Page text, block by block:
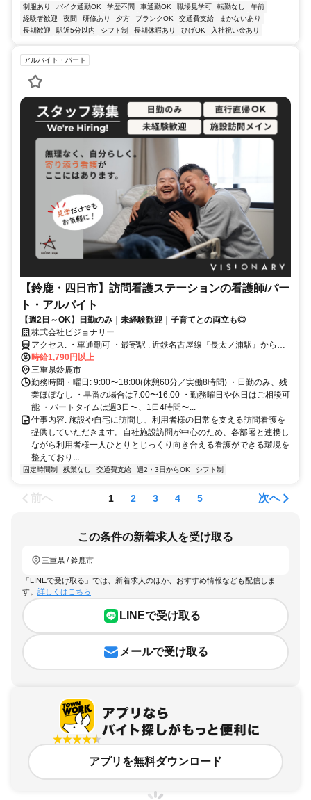
制服あり バイク通勤OK 学歴不問 車通勤OK 職場見学可 転勤なし
午前
経験者歓迎
夜間 研修あり 夕方 ブランクOK 交通費支給
まかないあり
長期歓迎
駅近5分以内 シフト制 長期休暇あり ひげOK 入社祝い金あり
アルバイト・パート
【鈴鹿・四日市】訪問看護ステーションの看護師/パー
ト・アルバイト
【週2日～OK】日勤のみ｜未経験歓迎｜子育てとの両立も◎
株式会社ビジョナリー
アクセス: ・車通勤可 ・最寄駅 : 近鉄名古屋線『長太ノ浦駅』から徒
歩8分
時給1,790円以上
三重県鈴鹿市
勤務時間・曜日: 9:00〜18:00(休憩60分／実働8時間) ・日勤のみ、残
業ほぼなし ・早番の場合は7:00〜16:00 ・勤務曜日や休日はご相談可
能 ・パートタイムは週3日〜、1日4時間〜...
仕事内容: 施設や自宅に訪問し、利用者様の日常を支える訪問看護を
提供していただきます。自社施設訪問が中心のため、各部署と連携し
ながら利用者様一人ひとりとじっくり向き合える看護ができる環境を
整えており...
固定時間制 残業なし 交通費支給 週2・3日からOK シフト制
前へ 1 2 3 4 5 次へ
この条件の新着求人を受け取る
三重県 / 鈴鹿市
「LINEで受け取る」では、新着求人のほか、おすすめ情報なども配信しま
す。 詳しくはこちら
LINEで受け取る
メールで受け取る
アプリを無料ダウンロード